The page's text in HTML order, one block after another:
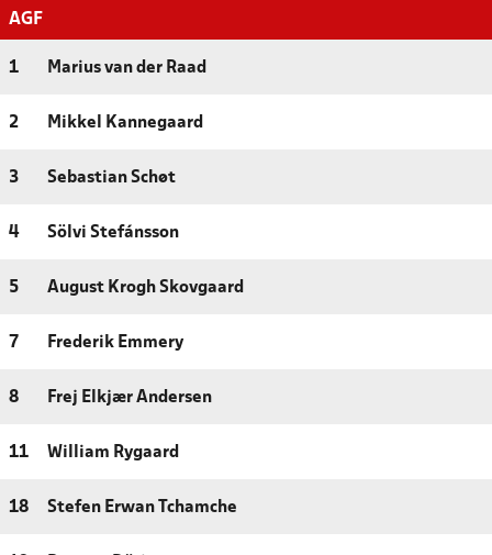
AGF
1 Marius van der Raad
2 Mikkel Kannegaard
3 Sebastian Schøt
4 Sölvi Stefánsson
5 August Krogh Skovgaard
7 Frederik Emmery
8 Frej Elkjær Andersen
11 William Rygaard
18 Stefen Erwan Tchamche